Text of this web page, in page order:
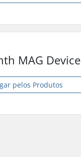
MAG Device
pelos Produtos